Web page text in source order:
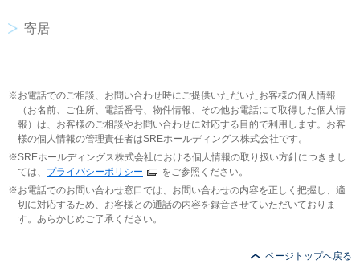
寄居
お電話でのご相談、お問い合わせ時にご提供いただいたお客様の個人情報
（お名前、ご住所、電話番号、物件情報、その他お電話にて取得した個人情
報）は、お客様のご相談やお問い合わせに対応する目的で利用します。お客
様の個人情報の管理責任者はSREホールディングス株式会社です。
SREホールディングス株式会社における個人情報の取り扱い方針につきまし
ては、 プライバシーポリシー
をご参照ください。
お電話でのお問い合わせ窓口では、お問い合わせの内容を正しく把握し、適
切に対応するため、お客様との通話の内容を録音させていただいておりま
す。あらかじめご了承ください。
ページトップへ戻る